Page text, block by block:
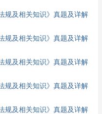
规及相关知识》真题及详解
规及相关知识》真题及详解
规及相关知识》真题及详解
规及相关知识》真题及详解
规及相关知识》真题及详解